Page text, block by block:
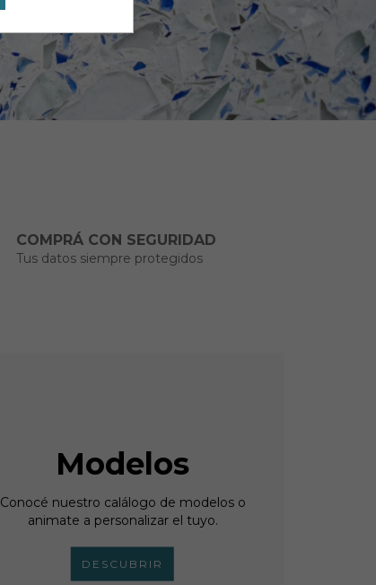
COMPRÁ CON SEGURIDAD
Tus datos siempre protegidos
Modelos
Conocé nuestro calálogo de modelos o
animate a personalizar el tuyo.
DESCUBRIR